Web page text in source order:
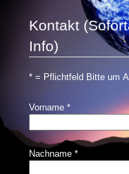
Kontakt
Info)
* = Pflichtfeld
Vorname *
Nachname *